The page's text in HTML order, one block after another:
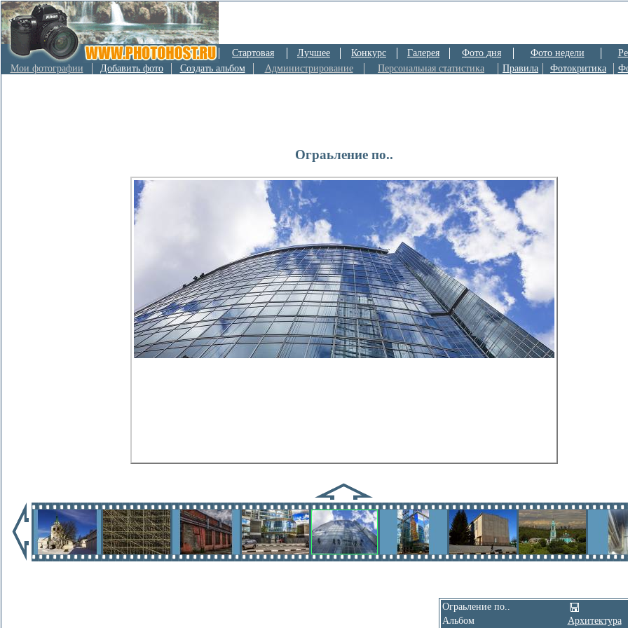
Стартовая Лучшее Конкурс Галерея Фото дня Фото недели
Мои фотографии
Добавить фото Создать альбом Администрирование Персональная статистика Правила Фотокритика
Ограьление по..
Ограьление по..
Альбом
Архитектура